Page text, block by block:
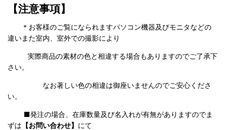
【注意事項】
＊お客様のご覧になられますパソコン機器及びモニタなどの
違いまた室内、室外での撮影により
実際商品の素材の色と相違する場合もありますのでご了承下
さい。
なお著しい色の相違は御座いませんのでご安心くださ
い。
■発注の場合、在庫数量及び名入れが有無がありますのでま
ずは 【お問い合わせ】 にて